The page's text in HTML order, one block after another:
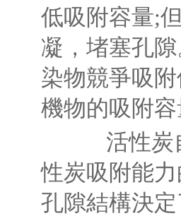
低吸附容量;
凝，堵塞孔
染物競爭吸
機物的吸附
活性炭自
性炭吸附能
孔隙結構決